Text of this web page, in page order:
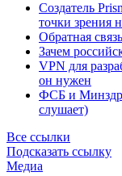
Создатель
точки зрения
Обратная
Зачем
VPN для
он нужен
ФСБ и
слушает)
Все ссылки
Подсказать ссылку
Медиа